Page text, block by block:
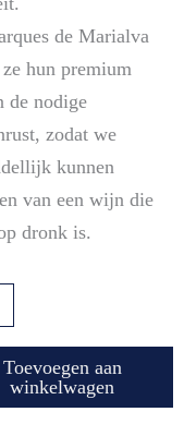
de Marialva
ze hun premium
de nodige
zodat we
kunnen
van een wijn die
dronk is.
Toevoegen aan
winkelwagen